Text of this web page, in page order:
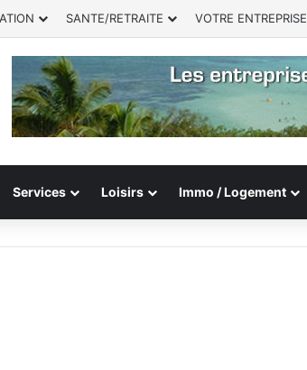
SANTE/RETRAITE VOTRE ENTREPRISE
Services Loisirs Immo / Logement